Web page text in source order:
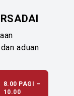
aduan
8.00 PAGI –
10.00